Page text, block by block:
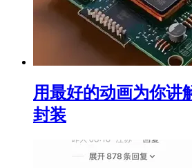
用最好的动画为你讲
封装